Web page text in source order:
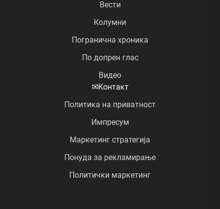
Вести
Колумни
Погранична хроника
По допрен глас
Видео
✉Контакт
Политика на приватност
Импресум
Маркетинг стратегија
Понуда за рекламирање
Политички маркетинг